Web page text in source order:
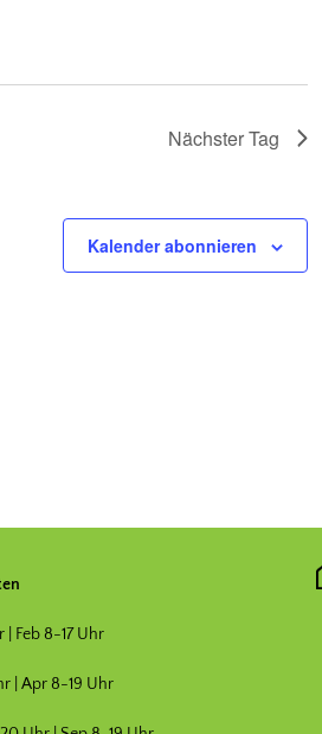
Nächster Tag
Kalender abonnieren
| Feb 8-17 Uhr
| Apr 8-19 Uhr